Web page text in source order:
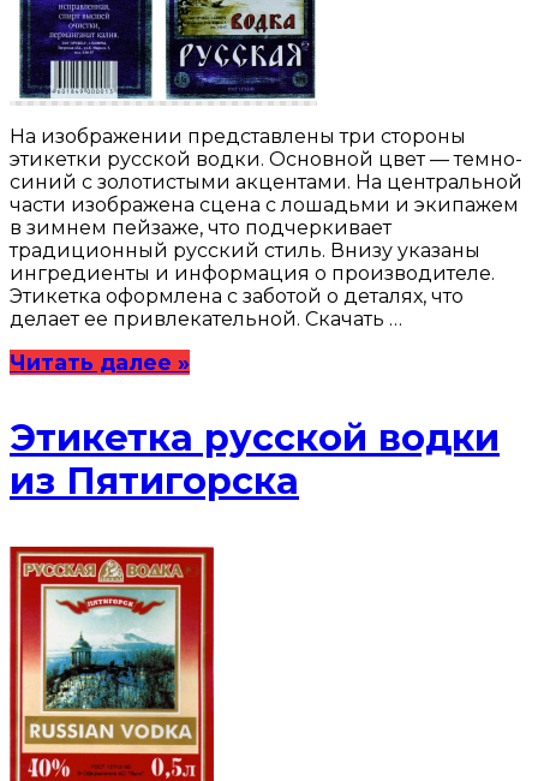
На изображении представлены три стороны
этикетки русской водки. Основной цвет — темно-
синий с золотистыми акцентами. На центральной
части изображена сцена с лошадьми и экипажем
в зимнем пейзаже, что подчеркивает
традиционный русский стиль. Внизу указаны
ингредиенты и информация о производителе.
Этикетка оформлена с заботой о деталях, что
делает ее привлекательной. Скачать …
Читать далее »
Этикетка русской водки
из Пятигорска